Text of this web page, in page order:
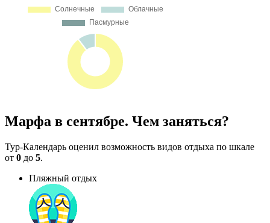
Марфа в сентябре. Чем заняться?
Тур-Календарь оценил возможность видов отдыха по шкале
от 0 до 5.
Пляжный отдых